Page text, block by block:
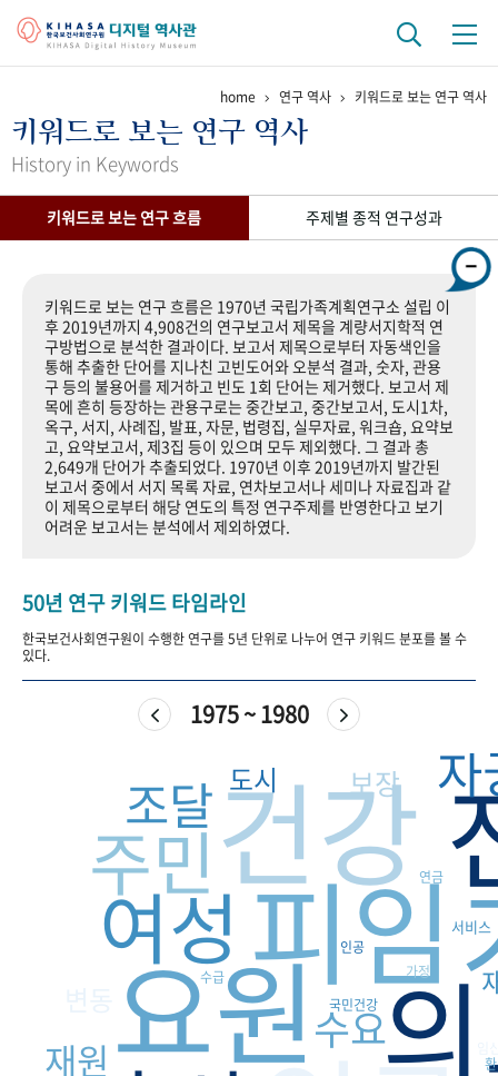
걸어온 길 기관 변천사 역대 기관장
연구 역사
기록물 아카이브
사진 아카이브 문서 기록물 행정박물 영상 기록물
+1주년 기념
성과 50선 숫자로 보는 50년 50+1주년 광장
세계와 함께 한 KIHASA
VR 역사관
home 연구 역사 키워드로 보는 연구 역사
키워드로 보는 연구 역사
History in Keywords
키워드로 보는 연구 흐름 주제별 종적 연구성과
키워드로 보는 연구 흐름은 1970년 국립가족계획연구소 설립 이
후 2019년까지 4,908건의 연구보고서 제목을 계량서지학적 연
구방법으로 분석한 결과이다. 보고서 제목으로부터 자동색인을
통해 추출한 단어를 지나친 고빈도어와 오분석 결과, 숫자, 관용
구 등의 불용어를 제거하고 빈도 1회 단어는 제거했다. 보고서 제
목에 흔히 등장하는 관용구로는 중간보고, 중간보고서, 도시1차,
옥구, 서지, 사례집, 발표, 자문, 법령집, 실무자료, 워크숍, 요약보
고, 요약보고서, 제3집 등이 있으며 모두 제외했다. 그 결과 총
2,649개 단어가 추출되었다. 1970년 이후 2019년까지 발간된
보고서 중에서 서지 목록 자료, 연차보고서나 세미나 자료집과 같
이 제목으로부터 해당 연도의 특정 연구주제를 반영한다고 보기
어려운 보고서는 분석에서 제외하였다.
50년 연구 키워드 타임라인
한국보건사회연구원이 수행한 연구를 5년 단위로 나누어 연구 키워드 분포를 볼 수
있다.
1975 ~ 1980
피임
건강
요원
여성
주민
조달
수요
재원
보장
도시
서비스
가정
연금
국민건강
수급
인공